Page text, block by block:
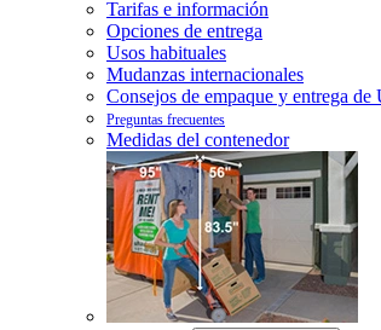
Tarifas e información
Opciones de entrega
Usos habituales
Mudanzas internacionales
Consejos de empaque y entrega de
Preguntas frecuentes
Medidas del contenedor